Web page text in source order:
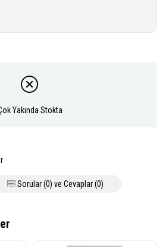
Yakında Stokta
Sorular (0) ve Cevaplar (0)